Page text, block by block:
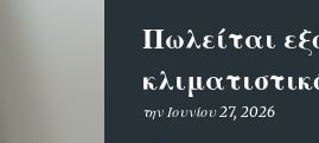
Πωλείται
την Ιουνίου 27, 2026